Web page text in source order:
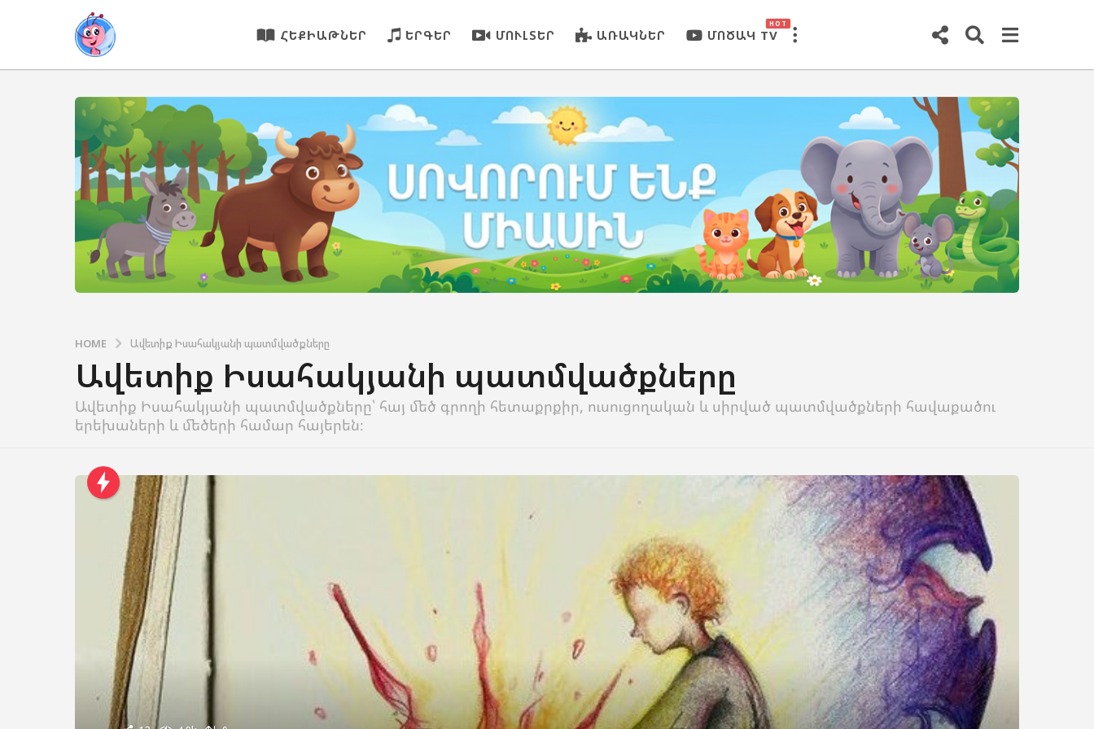
ՀԵՔԻԱԹՆԵՐ ԵՐԳԵՐ ՄՈՒԼՏԵՐ ԱՌԱԿՆԵՐ ՄՈԾԱԿ TV
HOT
HOME Ավետիք Իսահակյանի պատմվածքները
Ավետիք Իսահակյանի պատմվածքները
Ավետիք Իսահակյանի պատմվածքները՝ հայ մեծ գրողի հետաքրքիր, ուսուցողական և սիրված պատմվածքների հավաքածու
երեխաների և մեծերի համար հայերեն։